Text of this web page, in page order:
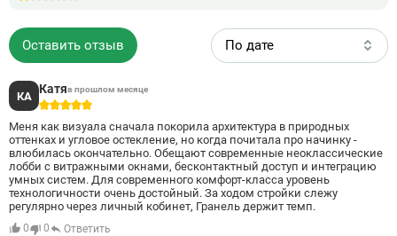
Оставить отзыв По дате
КА
Катяв прошлом месяце
5
Меня как визуала сначала покорила архитектура в природных
оттенках и угловое остекление, но когда почитала про начинку -
влюбилась окончательно. Обещают современные неоклассические
лобби с витражными окнами, бесконтактный доступ и интеграцию
умных систем. Для современного комфорт-класса уровень
технологичности очень достойный. За ходом стройки слежу
регулярно через личный кобинет, Гранель держит темп.
0 0 Ответить